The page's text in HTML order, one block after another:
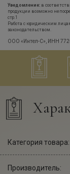
Уведомление: в
продукции возможно
стр.1
Работа с юридическим
законодательством.
ООО «Интел-С», ИНН
Категория товара:
Производитель: